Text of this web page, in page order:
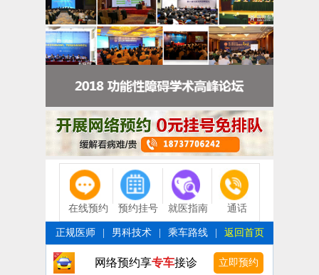
在线预约 预约挂号 就医指南 通话
正规医师 男科技术 乘车路线 返回首页
网络预约享专车接诊 立即预约